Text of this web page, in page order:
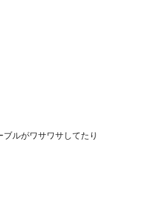
ルがワサワサしてたり